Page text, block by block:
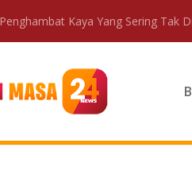
Penghambat Kaya Yang Sering Tak